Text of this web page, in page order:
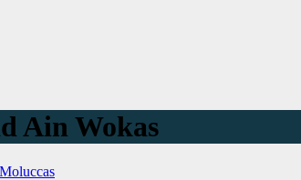
Ain Wokas